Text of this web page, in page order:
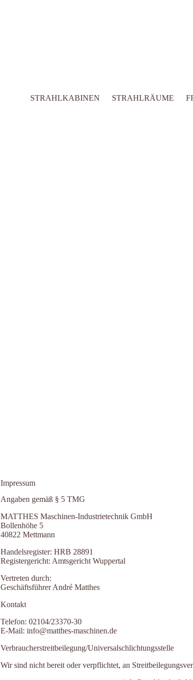
STRAHLKABINEN STRAHLRÄUME
Impressum
Angaben gemäß § 5 TMG
MATTHES Maschinen-Industrietechnik GmbH
Bollenhöhe 5
40822 Mettmann
Handelsregister: HRB 28891
Registergericht: Amtsgericht Wuppertal
Vertreten durch:
Geschäftsführer André Matthes
Kontakt
Telefon: 02104/23370-30
E-Mail: info@matthes-maschinen.de
Verbraucher­streit­beilegung/Universal­schlichtungs­stelle
Wir sind nicht bereit oder verpflichtet, an